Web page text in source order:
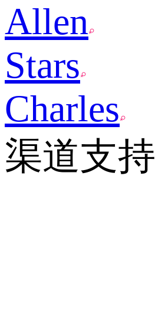
Allen
Stars
Charles
渠道支持